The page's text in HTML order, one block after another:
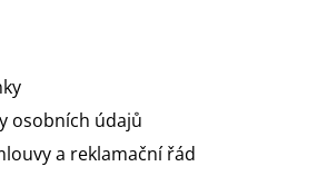
osobních údajů
a reklamační řád